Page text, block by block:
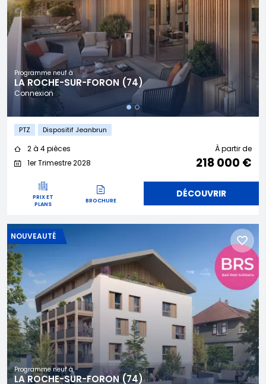
Programme neuf à
LA ROCHE-SUR-FORON (74)
Connexion
PTZ Dispositif Jeanbrun
2 à 4 pièces
1er Trimestre 2028
À partir de
218 000 €
PRIX ET
PLANS
BROCHURE
DÉCOUVRIR
Programme neuf à
LA ROCHE-SUR-FORON (74)
NOUVEAUTÉ